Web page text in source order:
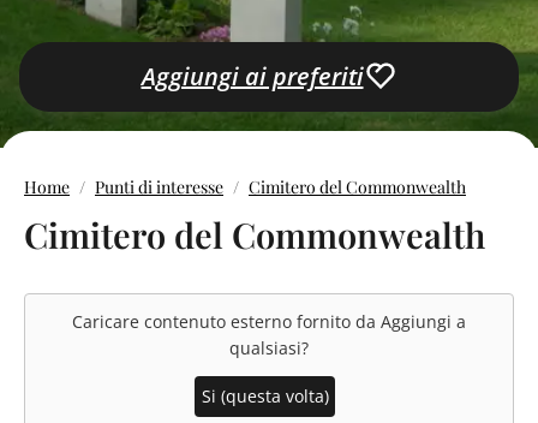
Aggiungi ai preferiti
Home Punti di interesse Cimitero del Commonwealth
Cimitero del Commonwealth
Caricare contenuto esterno fornito da Aggiungi a
qualsiasi?
Si (questa volta)